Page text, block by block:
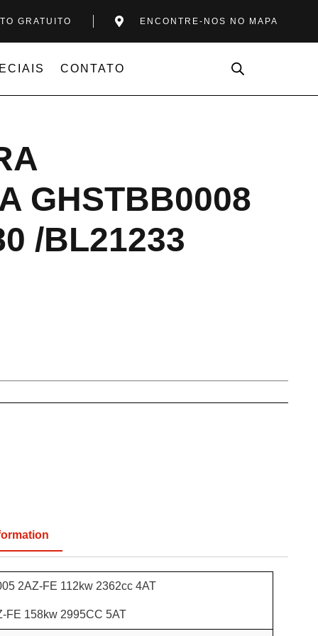
GRATUITO ENCONTRE-NOS NO MAPA
CONTATO
GHSTBB0008
/BL21233
2AZ-FE 112kw 2362cc 4AT
FE 158kw 2995CC 5AT